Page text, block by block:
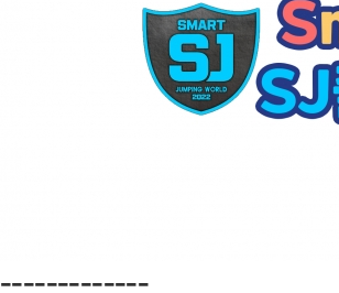
-------------